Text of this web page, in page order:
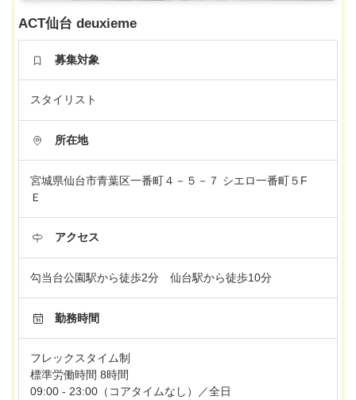
ACT仙台 deuxieme
募集対象
スタイリスト
所在地
宮城県仙台市青葉区一番町４－５－７ シエロ一番町５F
Ｅ
アクセス
勾当台公園駅から徒歩2分 仙台駅から徒歩10分
勤務時間
フレックスタイム制
標準労働時間 8時間
09:00 - 23:00（コアタイムなし）／全日